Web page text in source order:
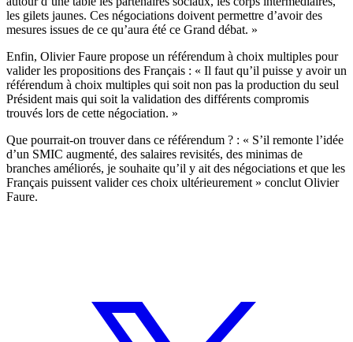
les gilets jaunes. Ces négociations doivent permettre d’avoir des
mesures issues de ce qu’aura été ce Grand débat. »
Enfin, Olivier Faure propose un référendum à choix multiples pour
valider les propositions des Français : « Il faut qu’il puisse y avoir un
référendum à choix multiples qui soit non pas la production du seul
Président mais qui soit la validation des différents compromis
trouvés lors de cette négociation. »
Que pourrait-on trouver dans ce référendum ? : « S’il remonte l’idée
d’un SMIC augmenté, des salaires revisités, des minimas de
branches améliorés, je souhaite qu’il y ait des négociations et que les
Français puissent valider ces choix ultérieurement » conclut Olivier
Faure.